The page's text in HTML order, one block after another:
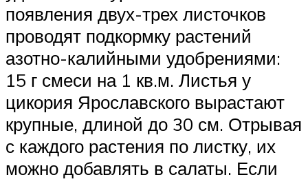
появления двух-трех листочков
проводят подкормку растений
азотно-калийными удобрениями:
15 г смеси на 1 кв.м. Листья у
цикория Ярославского вырастают
крупные, длиной до 30 см. Отрывая
с каждого растения по листку, их
можно добавлять в салаты. Если